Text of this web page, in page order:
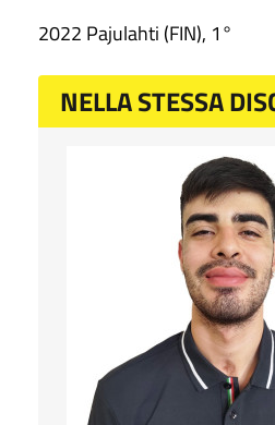
2022 Pajulahti (FIN), 1°
NELLA STESSA